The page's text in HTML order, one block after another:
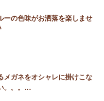
ーの色味がお洒落を楽しませ
メガネをオシャレに掛けこな
。。。…